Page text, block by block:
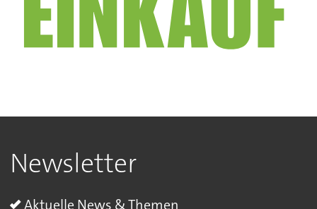
Newsletter
Aktuelle News & Themen